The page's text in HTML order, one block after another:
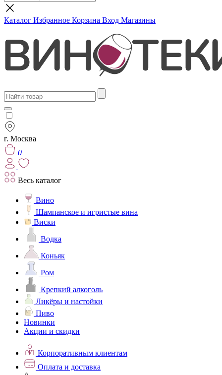
Каталог Избранное Корзина Вход Магазины
г. Москва
0
Весь каталог
Вино
Шампанское и игристые вина
Виски
Водка
Коньяк
Ром
Крепкий алкоголь
Ликёры и настойки
Пиво
Новинки
Акции и скидки
Корпоративным клиентам
Оплата и доставка